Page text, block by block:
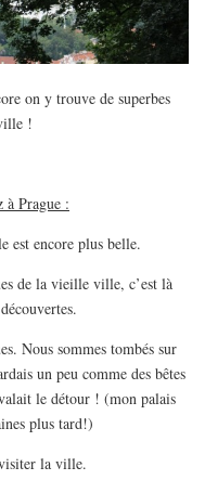
on y trouve de superbes
!
à Prague :
est encore plus belle.
de la vieille ville, c’est là
Nous sommes tombés sur
un peu comme des bêtes
le détour ! (mon palais
plus tard!)
la ville.